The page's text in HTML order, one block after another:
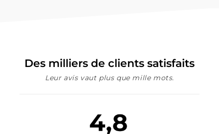
Des milliers de clients satisfaits
Leur avis vaut plus que mille mots.